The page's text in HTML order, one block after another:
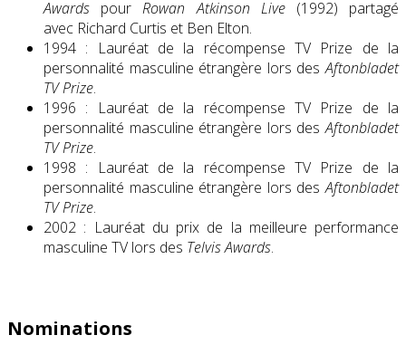
Awards pourRowan Atkinson Live(1992) partagé
avec Richard Curtis et Ben Elton.
1994 : Lauréat de la récompense TV Prize de la
personnalité masculine étrangère lors desAftonbladet
TV Prize.
1996 : Lauréat de la récompense TV Prize de la
personnalité masculine étrangère lors desAftonbladet
TV Prize.
1998 : Lauréat de la récompense TV Prize de la
personnalité masculine étrangère lors desAftonbladet
TV Prize.
2002 : Lauréat du prix de la meilleure performance
masculine TV lors des Telvis Awards.
Nominations